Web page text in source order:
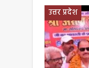
उत्तर प्रदेश